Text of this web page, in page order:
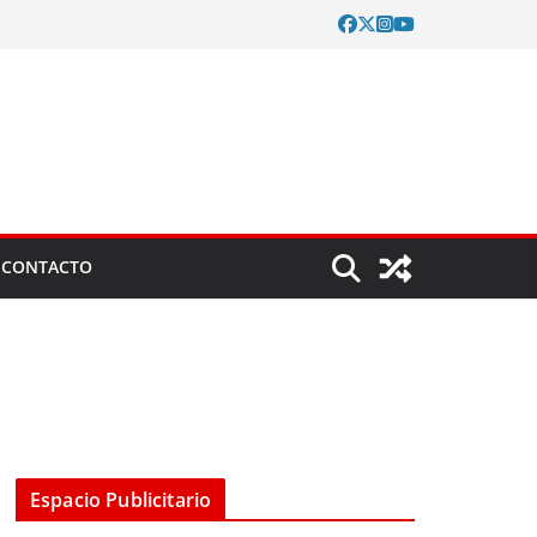
CONTACTO
Espacio Publicitario